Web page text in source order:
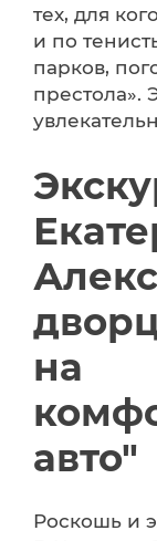
тех, для
и по
парков,
престола».
на
авто"
Роскошь и